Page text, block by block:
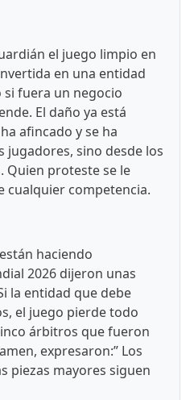
el juego limpio en
en una entidad
fuera un negocio
El daño ya está
afincado y se ha
jugadores, sino desde los
Quien proteste se le
cualquier competencia.
haciendo
2026 dijeron unas
la entidad que debe
el juego pierde todo
árbitros que fueron
expresaron:” Los
piezas mayores siguen